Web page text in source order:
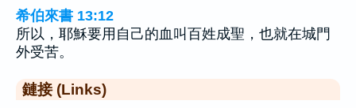
希伯來書 13:12
所以，耶穌要用自己的血叫百姓成聖，也就在城門
外受苦。
鏈接 (Links)